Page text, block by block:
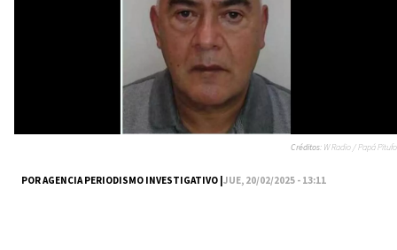
POR AGENCIA PERIODISMO INVESTIGATIVO |JUE, 20/02/2025 - 13:11
Créditos: W Radio / Papá Pitufo